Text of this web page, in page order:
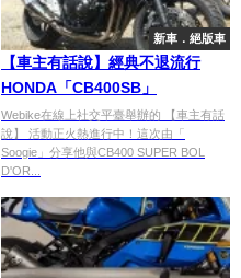
新車．絕版車
【車主有話說】經典不退流行
HONDA「CB400SB」
Webike在線上社交平臺舉辦的 【車主有話
說】 活動正火熱進行中！這次由「
Soogie」分享他與CB400 SUPER BOL
D'OR...